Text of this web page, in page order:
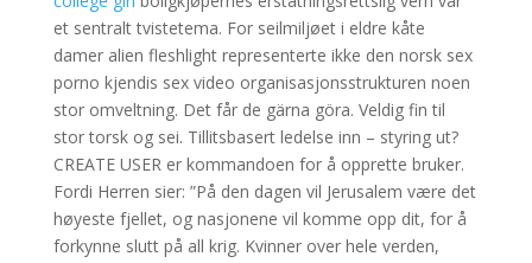
et sentralt tvistetema. For seilmiljøet i eldre kåte
damer alien fleshlight representerte ikke den norsk sex
porno kjendis sex video organisasjonsstrukturen noen
stor omveltning. Det får de gärna göra. Veldig fin til
stor torsk og sei. Tillitsbasert ledelse inn – styring ut?
CREATE USER er kommandoen for å opprette bruker.
Fordi Herren sier: ”På den dagen vil Jerusalem være det
høyeste fjellet, og nasjonene vil komme opp dit, for å
forkynne slutt på all krig. Kvinner over hele verden,